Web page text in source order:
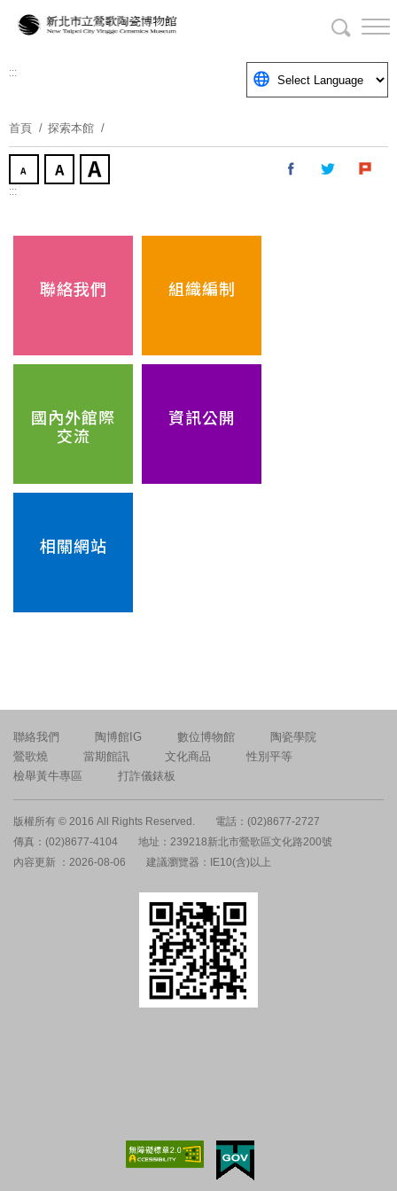
要
塊
:::
首頁 探索本館
:::
聯絡我們 組織編制
國內外館際
交流
資訊公開
相關網站
聯絡我們 陶博館IG 數位博物館
陶瓷學院
鶯歌燒
當期館訊 文化商品
性別平等
檢舉黃牛專區
打詐儀錶板
版權所有 © 2016 All Rights Reserved.
電話：(02)8677-2727
傳真：(02)8677-4104
地址：239218新北市鶯歌區文化路200號
內容更新 ：2026-08-06
建議瀏覽器：IE10(含)以上